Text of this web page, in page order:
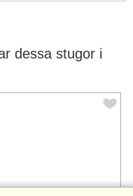
dessa stugor i